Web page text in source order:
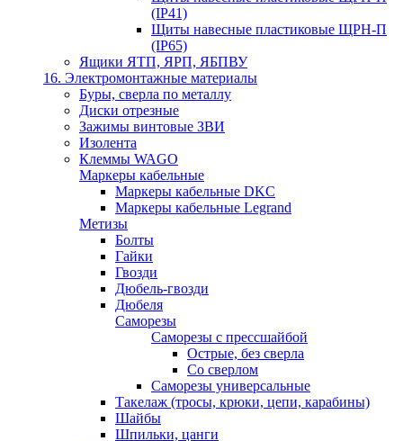
(IP41)
Щиты навесные пластиковые ЩРН-П
(IP65)
Ящики ЯТП, ЯРП, ЯБПВУ
16. Электромонтажные материалы
Буры, сверла по металлу
Диски отрезные
Зажимы винтовые ЗВИ
Изолента
Клеммы WAGO
Маркеры кабельные
Маркеры кабельные DKC
Маркеры кабельные Legrand
Метизы
Болты
Гайки
Гвозди
Дюбель-гвозди
Дюбеля
Саморезы
Саморезы с прессшайбой
Острые, без сверла
Со сверлом
Саморезы универсальные
Такелаж (тросы, крюки, цепи, карабины)
Шайбы
Шпильки, цанги